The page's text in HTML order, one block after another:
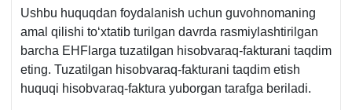
Ushbu huquqdan foydalanish uchun guvohnomaning
amal qilishi toʻхtatib turilgan davrda rasmiylashtirilgan
barcha EHFlarga tuzatilgan hisobvaraq-fakturani taqdim
eting. Tuzatilgan hisobvaraq-fakturani taqdim etish
huquqi hisobvaraq-faktura yuborgan tarafga beriladi.